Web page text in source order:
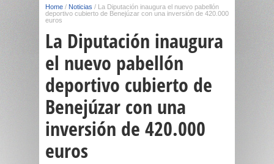
Home / Noticias / La Diputación inaugura el nuevo pabellón
deportivo cubierto de Benejúzar con una inversión de 420.000
euros
La Diputación inaugura
el nuevo pabellón
deportivo cubierto de
Benejúzar con una
inversión de 420.000
euros